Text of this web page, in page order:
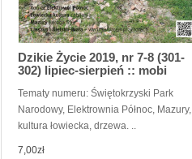
Dzikie Życie 2019, nr 7-8 (301-
302) lipiec-sierpień :: mobi
Tematy numeru: Świętokrzyski Park
Narodowy, Elektrownia Północ, Mazury,
kultura łowiecka, drzewa. ..
7,00zł